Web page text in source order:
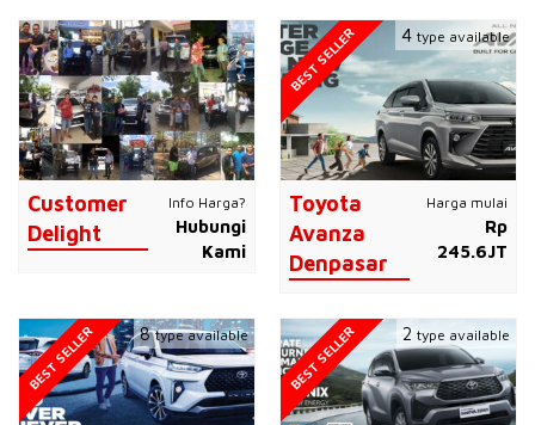
Customer
Delight
Info Harga?
Hubungi
Kami
Toyota
Avanza
Denpasar
Harga mulai
Rp
245.6JT
BEST SELLER 4 type available
BEST SELLER 8type available BEST SELLER 2 type available